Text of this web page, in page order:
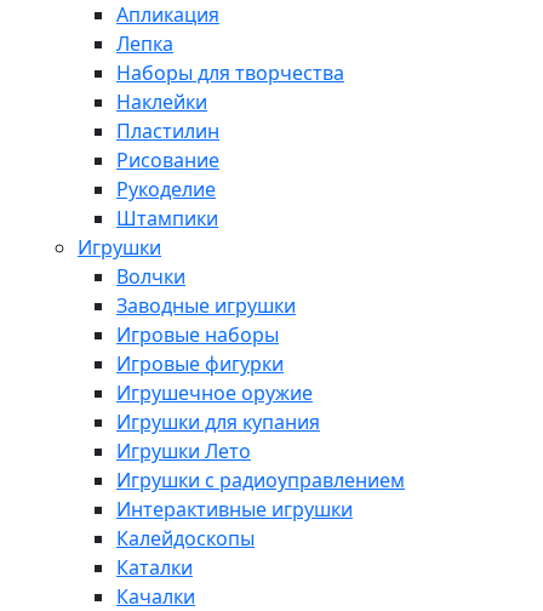
Апликация
Лепка
Наборы для творчества
Наклейки
Пластилин
Рисование
Рукоделие
Штампики
Игрушки
Волчки
Заводные игрушки
Игровые наборы
Игровые фигурки
Игрушечное оружие
Игрушки для купания
Игрушки Лето
Игрушки с радиоуправлением
Интерактивные игрушки
Калейдоскопы
Каталки
Качалки